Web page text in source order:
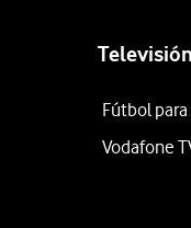
Televisión
Fútbol
Vodafone